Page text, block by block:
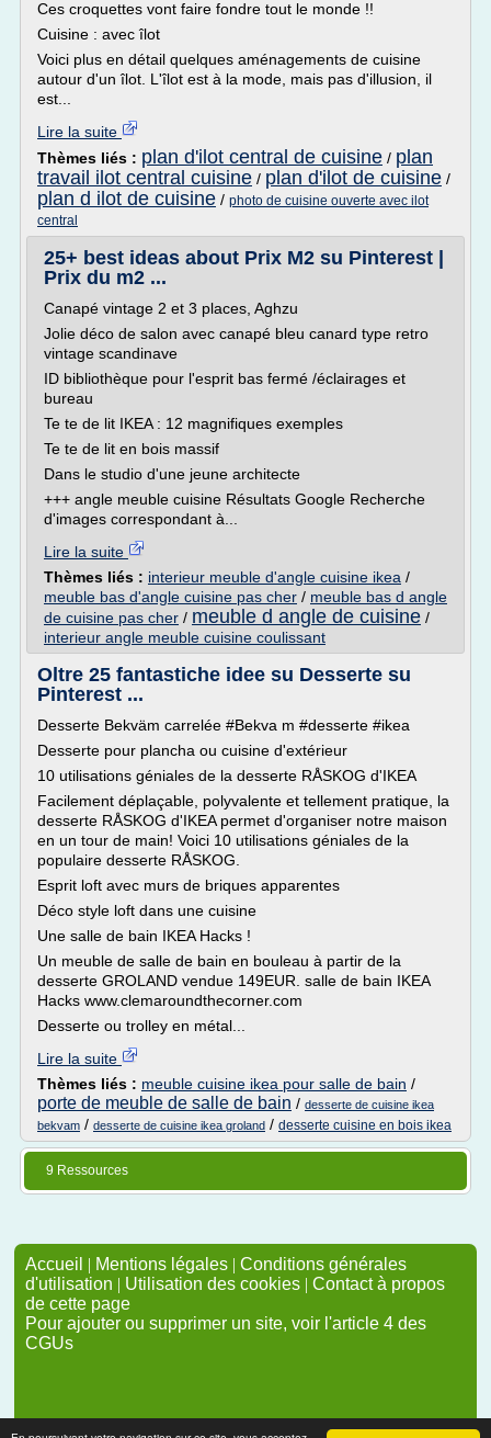
Ces croquettes vont faire fondre tout le monde !!
Cuisine : avec îlot
Voici plus en détail quelques aménagements de cuisine
autour d'un îlot. L'îlot est à la mode, mais pas d'illusion, il
est...
Lire la suite
Thèmes liés : plan d'ilot central de cuisine / plan
travail ilot central cuisine / plan d'ilot de cuisine /
plan d ilot de cuisine / photo de cuisine ouverte avec ilot
central
25+ best ideas about Prix M2 su Pinterest |
Prix du m2 ...
Canapé vintage 2 et 3 places, Aghzu
Jolie déco de salon avec canapé bleu canard type retro
vintage scandinave
ID bibliothèque pour l'esprit bas fermé /éclairages et
bureau
Te te de lit IKEA : 12 magnifiques exemples
Te te de lit en bois massif
Dans le studio d'une jeune architecte
+++ angle meuble cuisine Résultats Google Recherche
d'images correspondant à...
Lire la suite
Thèmes liés : interieur meuble d'angle cuisine ikea /
meuble bas d'angle cuisine pas cher / meuble bas d angle
de cuisine pas cher / meuble d angle de cuisine /
interieur angle meuble cuisine coulissant
Oltre 25 fantastiche idee su Desserte su
Pinterest ...
Desserte Bekväm carrelée #Bekva m #desserte #ikea
Desserte pour plancha ou cuisine d'extérieur
10 utilisations géniales de la desserte RÅSKOG d'IKEA
Facilement déplaçable, polyvalente et tellement pratique, la
desserte RÅSKOG d'IKEA permet d'organiser notre maison
en un tour de main! Voici 10 utilisations géniales de la
populaire desserte RÅSKOG.
Esprit loft avec murs de briques apparentes
Déco style loft dans une cuisine
Une salle de bain IKEA Hacks !
Un meuble de salle de bain en bouleau à partir de la
desserte GROLAND vendue 149EUR. salle de bain IKEA
Hacks www.clemaroundthecorner.com
Desserte ou trolley en métal...
Lire la suite
Thèmes liés : meuble cuisine ikea pour salle de bain /
porte de meuble de salle de bain / desserte de cuisine ikea
bekvam / desserte de cuisine ikea groland / desserte cuisine en bois ikea
9 Ressources
Accueil | Mentions légales | Conditions générales
d'utilisation | Utilisation des cookies | Contact à propos
de cette page
Pour ajouter ou supprimer un site, voir l'article 4 des
CGUs